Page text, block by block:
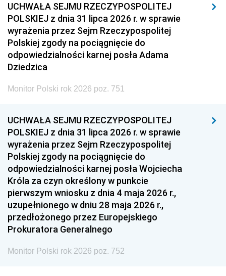
UCHWAŁA SEJMU RZECZYPOSPOLITEJ
POLSKIEJ z dnia 31 lipca 2026 r. w sprawie
wyrażenia przez Sejm Rzeczypospolitej
Polskiej zgody na pociągnięcie do
odpowiedzialności karnej posła Adama
Dziedzica
Monitor Polski rok 2026 poz. 751
UCHWAŁA SEJMU RZECZYPOSPOLITEJ
POLSKIEJ z dnia 31 lipca 2026 r. w sprawie
wyrażenia przez Sejm Rzeczypospolitej
Polskiej zgody na pociągnięcie do
odpowiedzialności karnej posła Wojciecha
Króla za czyn określony w punkcie
pierwszym wniosku z dnia 4 maja 2026 r.,
uzupełnionego w dniu 28 maja 2026 r.,
przedłożonego przez Europejskiego
Prokuratora Generalnego
Monitor Polski rok 2026 poz. 752